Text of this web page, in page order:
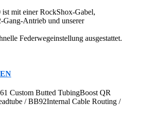
mit einer RockShox-Gabel,
Antrieb und unserer
Federwegeinstellung ausgestattet.
Custom Butted TubingBoost QR
/ BB92Internal Cable Routing /